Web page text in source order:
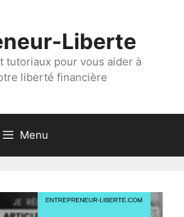
Liberte
tutoriaux pour vous aider à
liberté financière
Menu